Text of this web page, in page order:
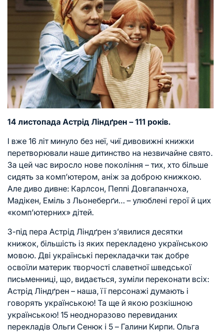
14 листопада Астрід Ліндґрен – 111 років.
І вже 16 літ минуло без неї, чиї дивовижні книжки
перетворювали наше дитинство на незвичайне свято.
За цей час виросло нове покоління – тих, хто більше
сидять за комп’ютером, аніж за доброю книжкою.
Але диво дивне: Карлсон, Пеппі Довгапанчоха,
Мадікен, Еміль з Льонеберґи… – улюблені герої й цих
«комп’ютерних» дітей.
З-під пера Астрід Ліндґрен з’явилися десятки
книжок, більшість із яких перекладено українською
мовою. Дві українські перекладачки так добре
освоїли материк творчості славетної шведської
письменниці, що, видається, зуміли переконати всіх:
Астрід Ліндґрен – наша, її персонажі думають і
говорять українською! Та ще й якою розкішною
українською! 15 неодноразово перевиданих
перекладів Ольги Сенюк і 5 – Галини Кирпи. Ольга